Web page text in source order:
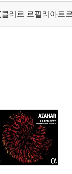
(클레르 르필리아트